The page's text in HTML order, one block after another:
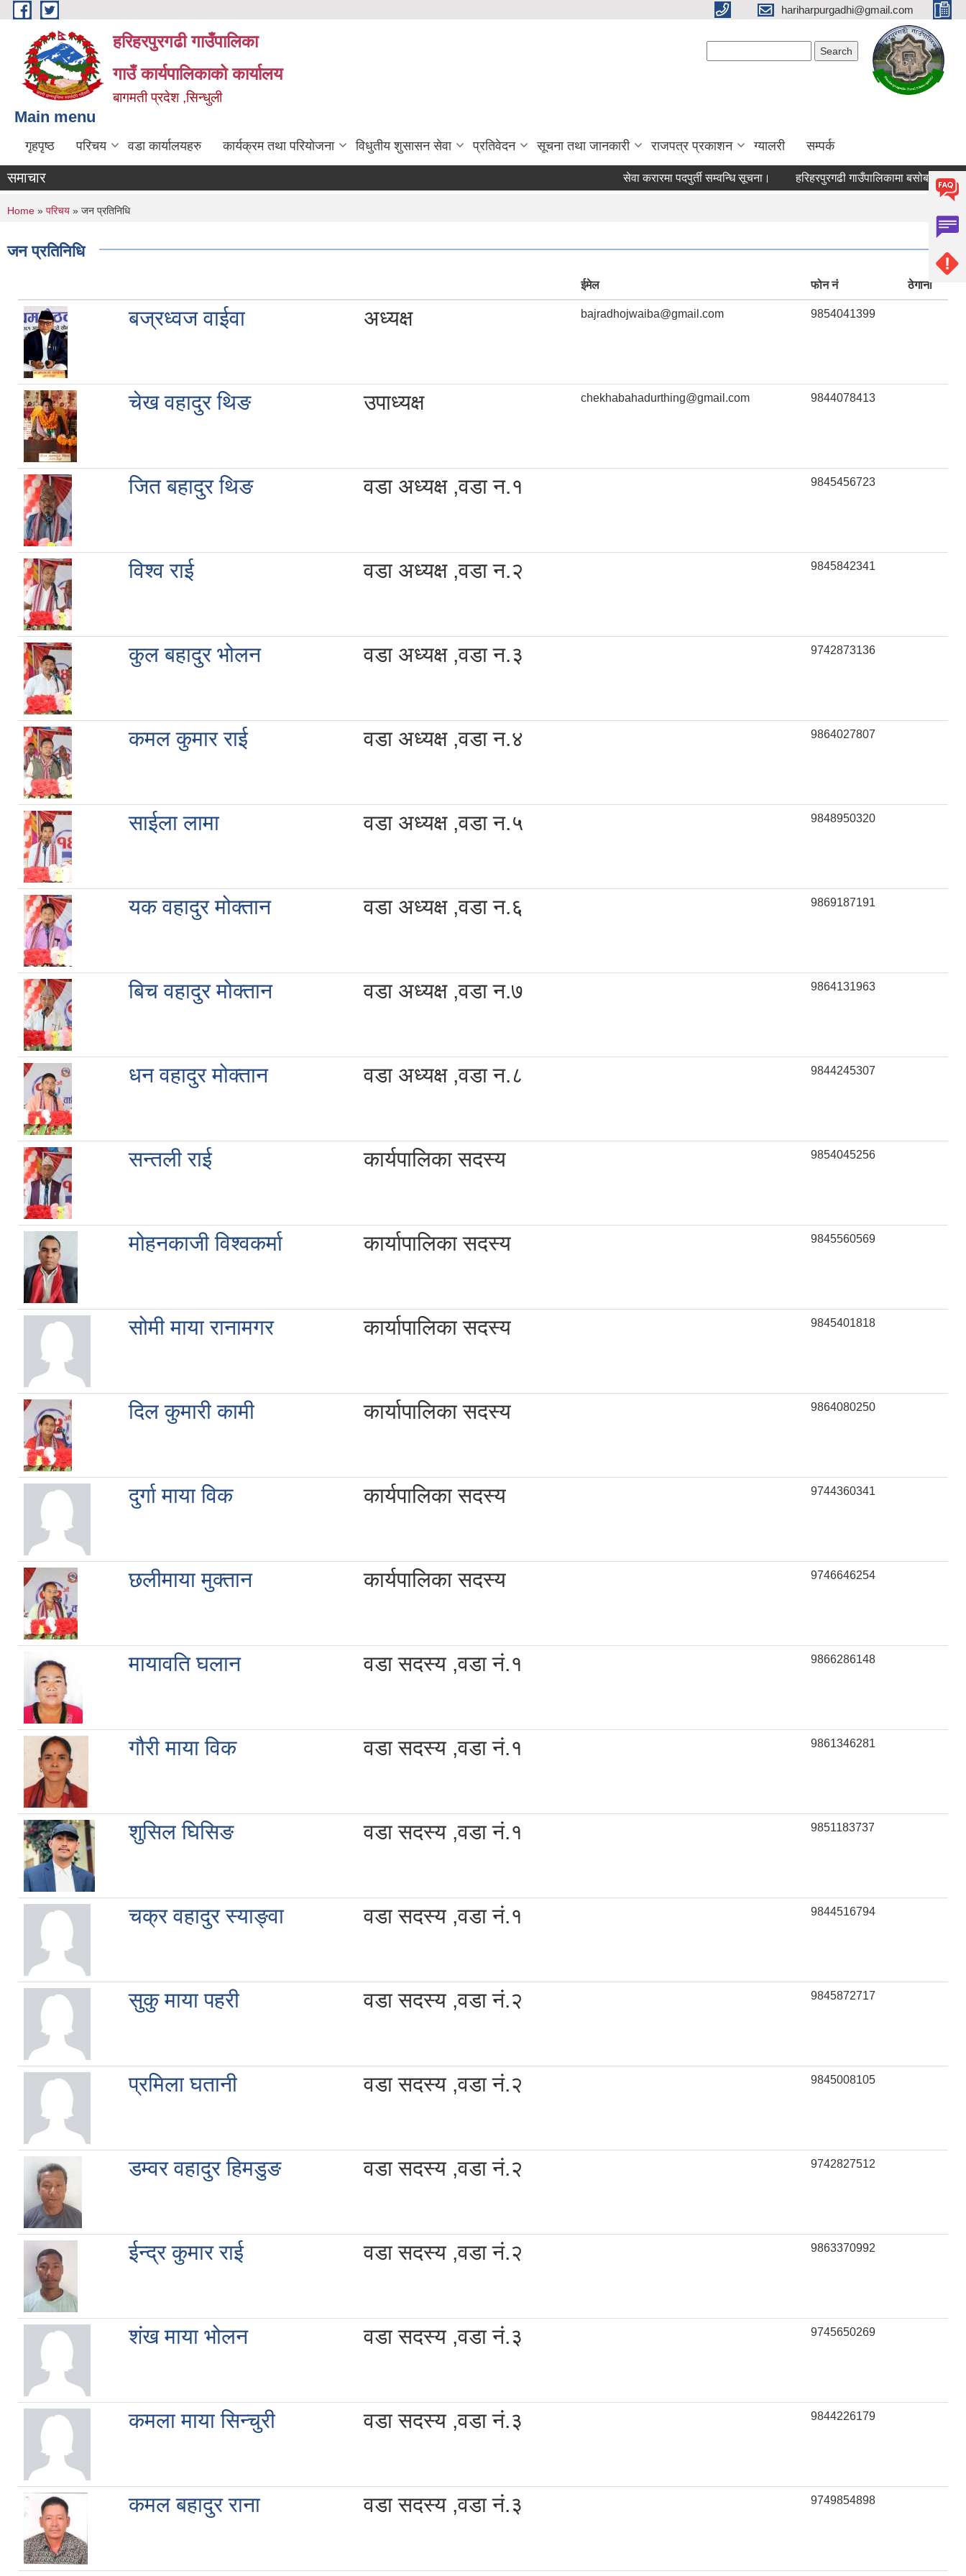
Skip to main content hariharpurgadhi@gmail.com
हरिहरपुरगढी गाउँपालिका
गाउँ कार्यपालिकाको कार्यालय
बागमती प्रदेश ,सिन्धुली
Main menu
गृहपृष्ठ परिचय वडा कार्यालयहरु कार्यक्रम तथा परियोजना विधुतीय शुसासन सेवा प्रतिवेदन सूचना तथा जानकारी राजपत्र प्रकाशन ग्यालरी सम्पर्क
समाचार सेवा करारमा पदपुर्ती सम्वन्धि सूचना। हरिहरपुरगढी गाउँपालिकामा बसोबास गर्ने
You are here
Home » परिचय » जन प्रतिनिधि
जन प्रतिनिधि
ईमेल फोन नं ठेगाना
बज्रध्वज वाईवा अध्यक्ष bajradhojwaiba@gmail.com 9854041399
चेख वहादुर थिङ उपाध्यक्ष chekhabahadurthing@gmail.com 9844078413
जित बहादुर थिङ वडा अध्यक्ष ,वडा न.१ 9845456723
विश्व राई वडा अध्यक्ष ,वडा न.२ 9845842341
कुल बहादुर भोलन वडा अध्यक्ष ,वडा न.३ 9742873136
कमल कुमार राई वडा अध्यक्ष ,वडा न.४ 9864027807
साईला लामा वडा अध्यक्ष ,वडा न.५ 9848950320
यक वहादुर मोक्तान वडा अध्यक्ष ,वडा न.६ 9869187191
बिच वहादुर मोक्तान वडा अध्यक्ष ,वडा न.७ 9864131963
धन वहादुर मोक्तान वडा अध्यक्ष ,वडा न.८ 9844245307
सन्तली राई कार्यपालिका सदस्य 9854045256
मोहनकाजी विश्वकर्मा कार्यापालिका सदस्य 9845560569
सोमी माया रानामगर कार्यापालिका सदस्य 9845401818
दिल कुमारी कामी कार्यापालिका सदस्य 9864080250
दुर्गा माया विक कार्यपालिका सदस्य 9744360341
छलीमाया मुक्तान कार्यपालिका सदस्य 9746646254
मायावति घलान वडा सदस्य ,वडा नं.१ 9866286148
गौरी माया विक वडा सदस्य ,वडा नं.१ 9861346281
शुसिल घिसिङ वडा सदस्य ,वडा नं.१ 9851183737
चक्र वहादुर स्याङ्वा वडा सदस्य ,वडा नं.१ 9844516794
सुकु माया पहरी वडा सदस्य ,वडा नं.२ 9845872717
प्रमिला घतानी वडा सदस्य ,वडा नं.२ 9845008105
डम्वर वहादुर हिमडुङ वडा सदस्य ,वडा नं.२ 9742827512
ईन्द्र कुमार राई वडा सदस्य ,वडा नं.२ 9863370992
शंख माया भोलन वडा सदस्य ,वडा नं.३ 9745650269
कमला माया सिन्चुरी वडा सदस्य ,वडा नं.३ 9844226179
कमल बहादुर राना वडा सदस्य ,वडा नं.३ 9749854898